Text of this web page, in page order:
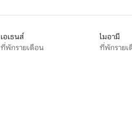
เอเธนส์
ที่พักรายเดือน
ไมอามี
ที่พักรายเ